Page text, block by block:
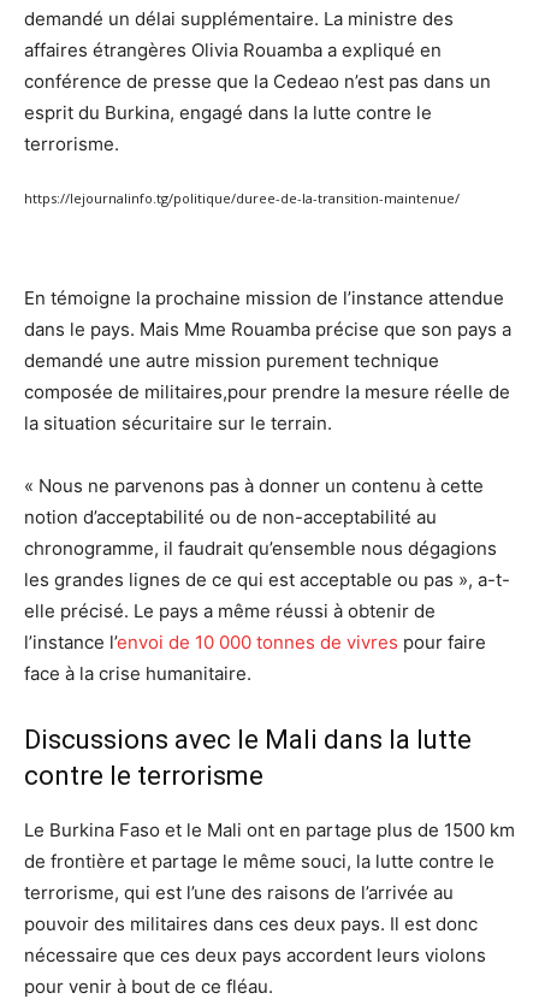
demandé un délai supplémentaire. La ministre des
affaires étrangères Olivia Rouamba a expliqué en
conférence de presse que la Cedeao n’est pas dans un
esprit du Burkina, engagé dans la lutte contre le
terrorisme.
https://lejournalinfo.tg/politique/duree-de-la-transition-maintenue/
En témoigne la prochaine mission de l’instance attendue
dans le pays. Mais Mme Rouamba précise que son pays a
demandé une autre mission purement technique
composée de militaires,pour prendre la mesure réelle de
la situation sécuritaire sur le terrain.
« Nous ne parvenons pas à donner un contenu à cette
notion d’acceptabilité ou de non-acceptabilité au
chronogramme, il faudrait qu’ensemble nous dégagions
les grandes lignes de ce qui est acceptable ou pas », a-t-
elle précisé. Le pays a même réussi à obtenir de
l’instance l’envoi de 10 000 tonnes de vivres pour faire
face à la crise humanitaire.
Discussions avec le Mali dans la lutte
contre le terrorisme
Le Burkina Faso et le Mali ont en partage plus de 1500 km
de frontière et partage le même souci, la lutte contre le
terrorisme, qui est l’une des raisons de l’arrivée au
pouvoir des militaires dans ces deux pays. Il est donc
nécessaire que ces deux pays accordent leurs violons
pour venir à bout de ce fléau.